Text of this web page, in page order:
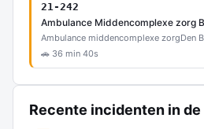
21-242
Ambulance Middencomplexe zorg
Ambulance middencomplexe zorgDen
🚗 36 min 40s
Recente incidenten in